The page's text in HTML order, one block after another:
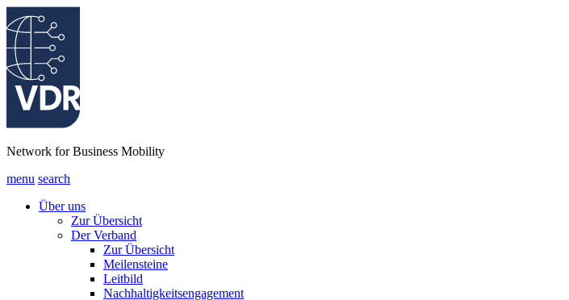
Network for Business Mobility
menu search
Über uns
Zur Übersicht
Der Verband
Zur Übersicht
Meilensteine
Leitbild
Nachhaltigkeitsengagement